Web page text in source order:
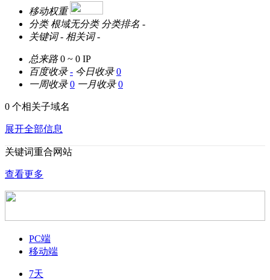
移动权重
分类 根域无分类 分类排名 -
关键词 - 相关词 -
总来路 0 ~ 0 IP
百度收录 - 今日收录 0
一周收录 0 一月收录 0
0 个相关子域名
展开全部信息
关键词重合网站
查看更多
PC端
移动端
7天